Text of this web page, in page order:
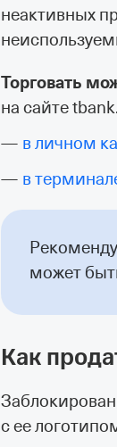
неактивных
Торговать
на сайте
в личном
в
может
Как
с ее